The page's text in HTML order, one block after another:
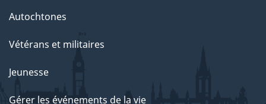
Autochtones
Vétérans et militaires
Jeunesse
Gérer les événements de la vie